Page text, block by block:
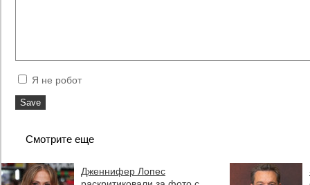
Я не робот
Смотрите еще
Дженнифер Лопес